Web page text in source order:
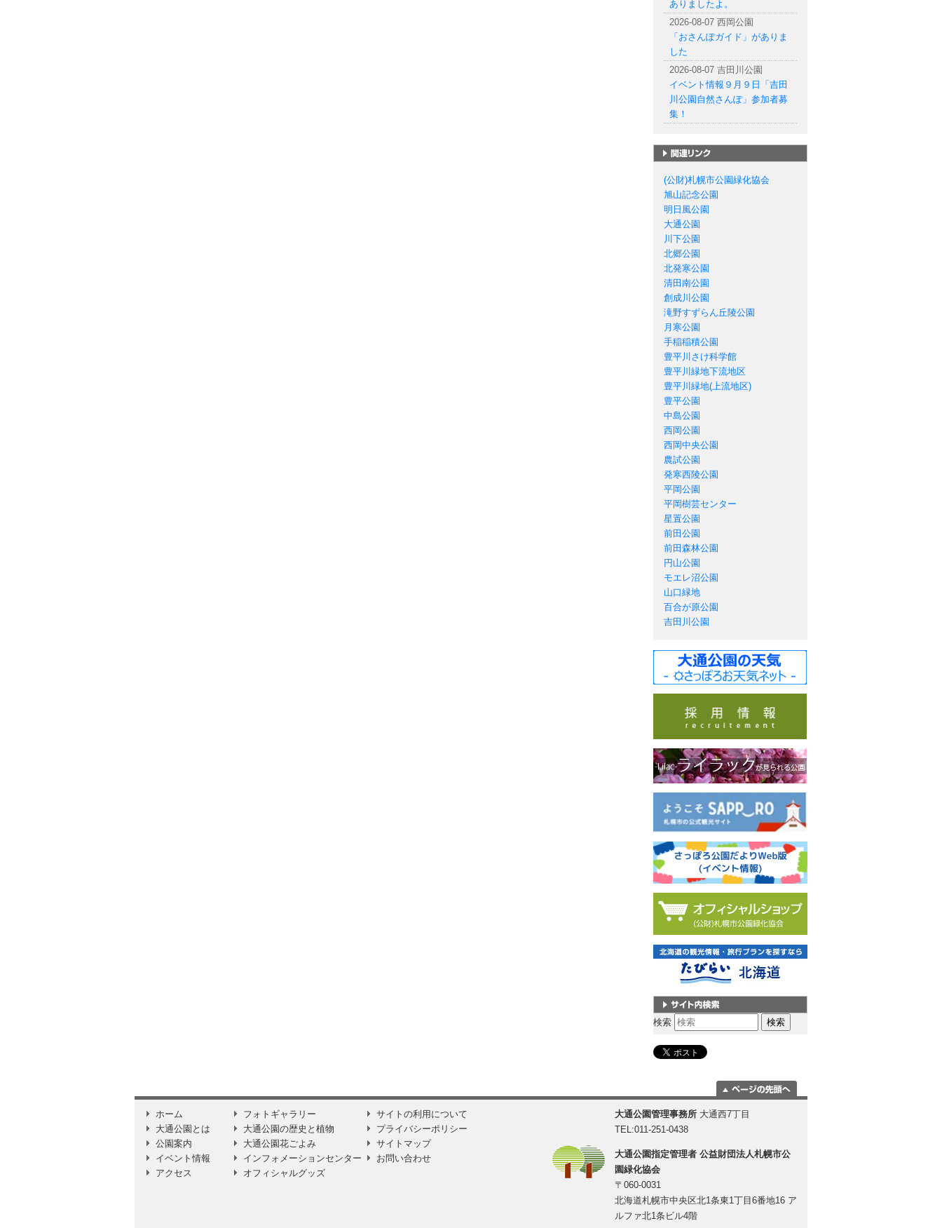
ありましたよ。
2026-08-07 西岡公園
「おさんぽガイド」がありま
した
2026-08-07 吉田川公園
イベント情報９月９日「吉田
川公園自然さんぽ」参加者募
集！
(公財)札幌市公園緑化協会
旭山記念公園
明日風公園
大通公園
川下公園
北郷公園
北発寒公園
清田南公園
創成川公園
滝野すずらん丘陵公園
月寒公園
手稲稲積公園
豊平川さけ科学館
豊平川緑地下流地区
豊平川緑地(上流地区)
豊平公園
中島公園
西岡公園
西岡中央公園
農試公園
発寒西陵公園
平岡公園
平岡樹芸センター
星置公園
前田公園
前田森林公園
円山公園
モエレ沼公園
山口緑地
百合が原公園
吉田川公園
サイト内検索
検索
に移動
ホーム
大通公園とは
公園案内
イベント情報
アクセス
フォトギャラリー
大通公園の歴史と植物
大通公園花ごよみ
インフォメーションセンター
オフィシャルグッズ
サイトの利用について
プライバシーポリシー
サイトマップ
お問い合わせ
大通公園管理事務所 大通西7丁目
TEL:011-251-0438
大通公園指定管理者 公益財団法人札幌市公
園緑化協会
〒060-0031
北海道札幌市中央区北1条東1丁目6番地16 ア
ルファ北1条ビル4階